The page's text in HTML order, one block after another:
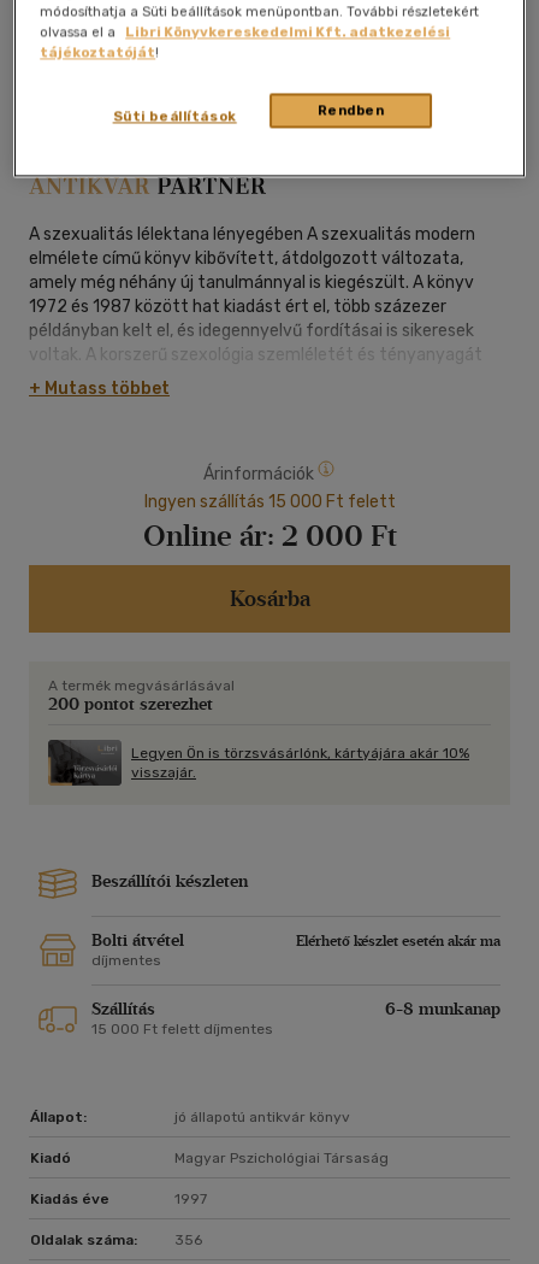
Kívánságlistához adom Megosztom
Magyar Pszichológiai Társaság 1997|papír / puha kötés
A szexualitás lélektana lényegében A szexualitás modern
elmélete című könyv kibővített, átdolgozott változata,
amely még néhány új tanulmánnyal is kiegészült. A könyv
1972 és 1987 között hat kiadást ért el, több százezer
példányban kelt el, és idegennyelvű fordításai is sikeresek
voltak. A korszerű szexológia szemléletét és tényanyagát
próbálta úgy összefoglalni, hogy az a művelt átlagolvasó
számára is érthető legyen, de adjon szemléletet és ismeretet
pszichológusoknak, nevelőknek, stb. is. A könyv fogadtatása
mutatta, hogy ez a törekvés visszhangra talált. A szexualitás
lélektana is ugyanezt a célt tűzte ki maga elé, annál is inkább,
mert az emberi szexualitás terén sem a köztudat, sem a
szakemberek ismeretszintje az elmúlt évtizedekben nem
fejlődött kellőképpen. Nem tudni, konzervativizmus,
szakirodalmunk még mindig nagyon szegényes. Emiatt A
szexualitás lélektana ma is aktuális, ezért szükséges az ilyen
fajta összefoglalás. A szerző pszichiáter, pszichoterapeuta,
számos szakterületen ismert könyvei, tudományos munkái
révén. Jelenleg a Semmelweis Orvostudományi Egyetem
+ Mutass többet
Árinformációk
Ingyen szállítás 15 000 Ft felett
Online ár: 2 000 Ft
Kosárba
A termék megvásárlásával
200 pontot szerezhet
Legyen Ön is törzsvásárlónk, kártyájára akár 10%
visszajár.
Beszállítói készleten
Bolti átvétel
Elérhető készlet esetén akár ma
díjmentes
Szállítás 6-8 munkanap
15 000 Ft felett díjmentes
Állapot: jó állapotú antikvár könyv
Kiadó Magyar Pszichológiai Társaság
Kiadás éve 1997
Oldalak száma: 356
módosíthatja a Süti beállítások menüpontban. További részletekért
olvassa el a
Libri Könyvkereskedelmi Kft. adatkezelési
tájékoztatóját!
Rendben
Süti beállítások